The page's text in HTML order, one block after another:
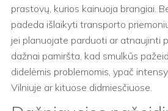
prastovų, kurios kainuoja brangiai.
padeda išlaikyti transporto
jei planuojate parduoti ar atnaujinti
dažnai pamiršta, kad smulkūs
didelėmis problemomis, ypač
Vilniuje ar kituose didmiesčiuose.